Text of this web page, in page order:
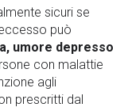
sicuri se
può
umore depresso
con malattie
agli
prescritti dal